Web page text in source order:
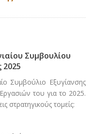
Συμβουλίου
2025
Συμβούλιο Εξυγίανσης
του για το 2025.
στρατηγικούς τομείς: